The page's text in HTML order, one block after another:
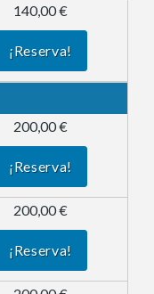
140,00 €
¡Reserva!
200,00 €
¡Reserva!
200,00 €
¡Reserva!